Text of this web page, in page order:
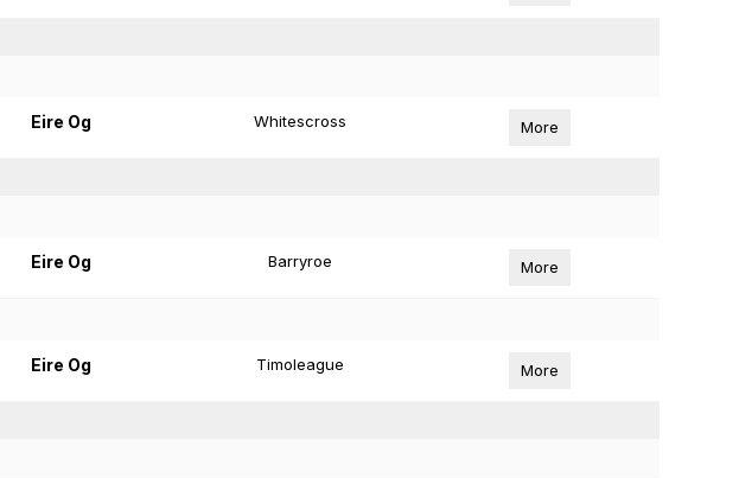
Eire Og Whitescross More
Eire Og Barryroe More
Eire Og Timoleague More